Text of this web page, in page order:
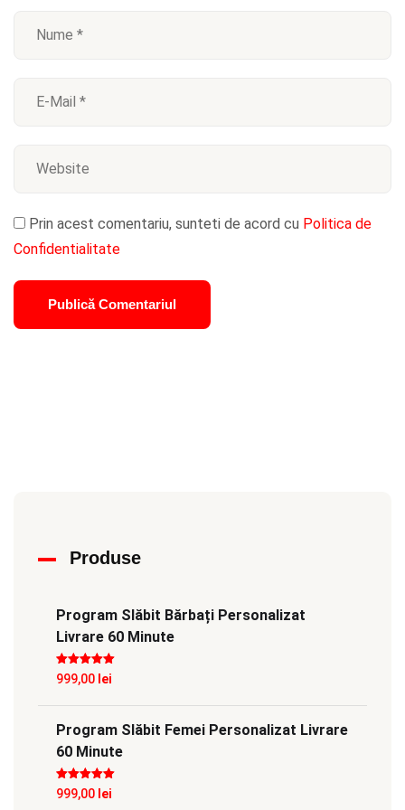
Prin acest comentariu, sunteti de acord cu Politica de
Confidentialitate
Produse
Program Slăbit Bărbați Personalizat
Livrare 60 Minute
Evaluat la5
din 5
999,00 lei
Program Slăbit Femei Personalizat Livrare
60 Minute
Evaluat la5
din 5
999,00 lei